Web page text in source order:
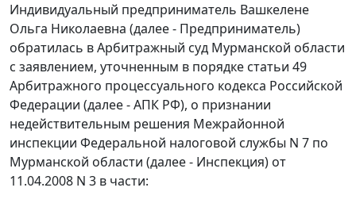
Индивидуальный предприниматель Вашкелене
Ольга Николаевна (далее - Предприниматель)
обратилась в Арбитражный суд Мурманской области
с заявлением, уточненным в порядке статьи 49
Арбитражного процессуального кодекса Российской
Федерации (далее - АПК РФ), о признании
недействительным решения Межрайонной
инспекции Федеральной налоговой службы N 7 по
Мурманской области (далее - Инспекция) от
11.04.2008 N 3 в части: